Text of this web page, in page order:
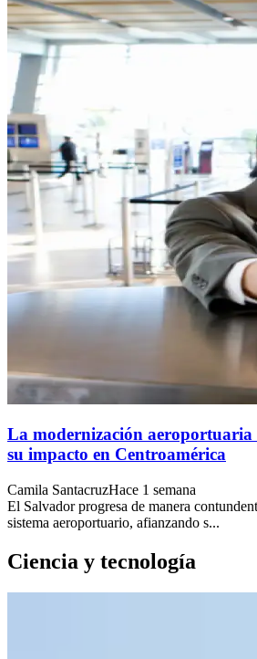
La modernización
su impacto en Centroamérica
Camila SantacruzHace 1 semana
El Salvador progresa de manera
sistema aeroportuario, afianzando s...
Ciencia y tecnología